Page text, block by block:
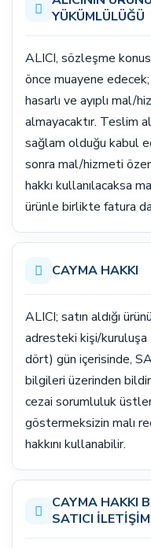
YÜKÜMLÜLÜĞÜ
ALICI, sözleşme
önce muayene edecek;
hasarlı ve ayıplı mal/
almayacaktır. Teslim
sağlam olduğu kabul
sonra mal/hizmeti
hakkı kullanılacaksa
ürünle birlikte fatura
CAYMA HAKKI
ALICI; satın aldığı
adresteki kişi/
dört) gün içerisinde,
bilgileri üzerinden
cezai sorumluluk
göstermeksizin malı
hakkını kullanabilir.
CAYMA HAKKI
SATICI